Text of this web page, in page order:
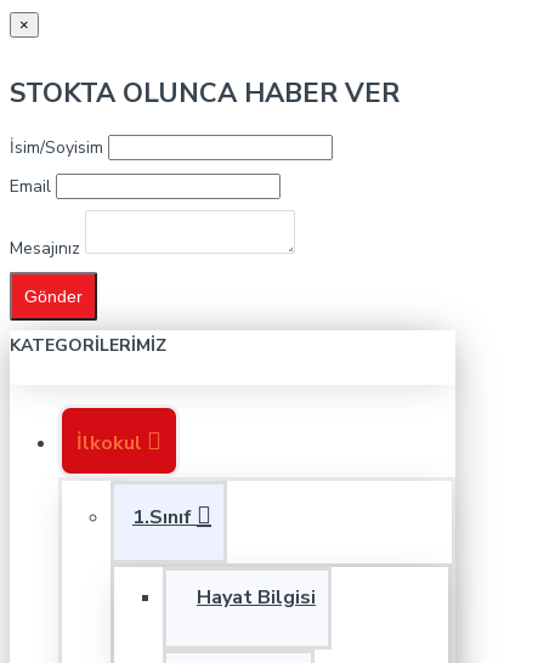
×
STOKTA OLUNCA HABER VER
İsim/Soyisim
Email
Mesajınız
Gönder
KATEGORILERIMIZ
İlkokul
1.Sınıf
Hayat Bilgisi